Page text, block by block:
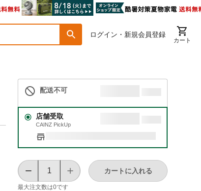
ログイン・新規会員登録
カート
配送不可
店舗受取
CAINZ PickUp
最大注文数は0です
カートに入れる